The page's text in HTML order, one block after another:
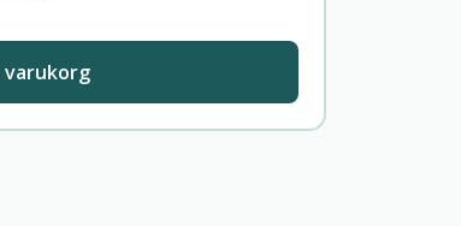
varukorg